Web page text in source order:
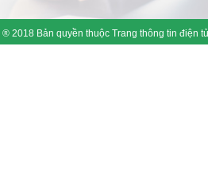
® 2018 Bản quyền thuộc Trang thông tin điện